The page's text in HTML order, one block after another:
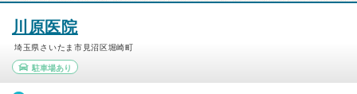
川原医院
埼玉県さいたま市見沼区堀崎町
駐車場あり